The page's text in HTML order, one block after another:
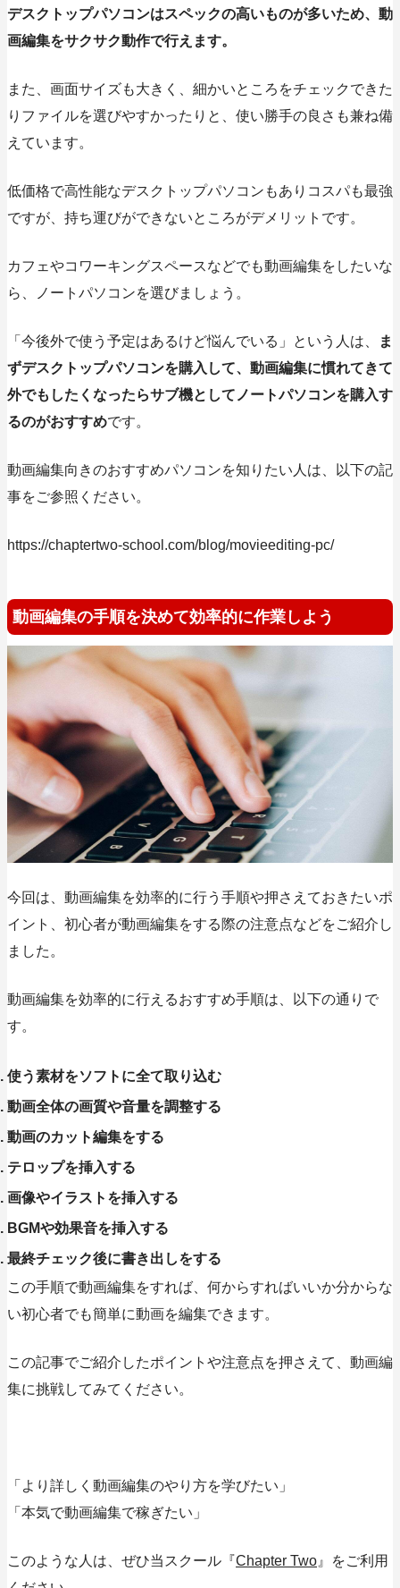
デスクトップパソコンはスペックの高いものが多いため、動
画編集をサクサク動作で行えます。
また、画面サイズも大きく、細かいところをチェックできた
りファイルを選びやすかったりと、使い勝手の良さも兼ね備
えています。
低価格で高性能なデスクトップパソコンもありコスパも最強
ですが、持ち運びができないところがデメリットです。
カフェやコワーキングスペースなどでも動画編集をしたいな
ら、ノートパソコンを選びましょう。
「今後外で使う予定はあるけど悩んでいる」という人は、
ま
ずデスクトップパソコンを購入して、動画編集に慣れてきて
外でもしたくなったらサブ機としてノートパソコンを購入す
るのがおすすめです。
動画編集向きのおすすめパソコンを知りたい人は、以下の記
事をご参照ください。
https://chaptertwo-school.com/blog/movieediting-pc/
動画編集の手順を決めて効率的に作業しよう
今回は、動画編集を効率的に行う手順や押さえておきたいポ
イント、初心者が動画編集をする際の注意点などをご紹介し
ました。
動画編集を効率的に行えるおすすめ手順は、以下の通りで
す。
使う素材をソフトに全て取り込む
動画全体の画質や音量を調整する
動画のカット編集をする
テロップを挿入する
画像やイラストを挿入する
BGMや効果音を挿入する
最終チェック後に書き出しをする
この手順で動画編集をすれば、何からすればいいか分からな
い初心者でも簡単に動画を編集できます。
この記事でご紹介したポイントや注意点を押さえて、動画編
集に挑戦してみてください。
「より詳しく動画編集のやり方を学びたい」
「本気で動画編集で稼ぎたい」
このような人は、ぜひ当スクール『 Chapter Two』をご利用